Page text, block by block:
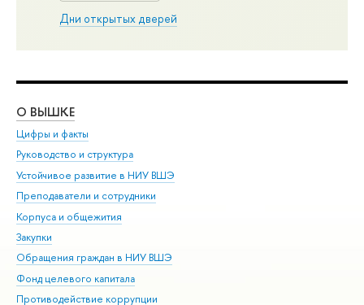
Дни открытых дверей
О ВЫШКЕ
Цифры и факты
Руководство и структура
Устойчивое развитие в НИУ ВШЭ
Преподаватели и сотрудники
Корпуса и общежития
Закупки
Обращения граждан в НИУ ВШЭ
Фонд целевого капитала
Противодействие коррупции